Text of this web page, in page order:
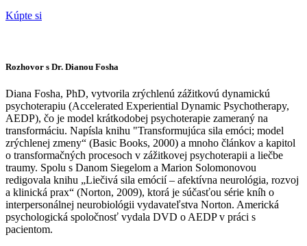
Kúpte si
Rozhovor s Dr. Dianou Fosha
Diana Fosha, PhD, vytvorila zrýchlenú zážitkovú dynamickú
psychoterapiu (Accelerated Experiential Dynamic Psychotherapy,
AEDP), čo je model krátkodobej psychoterapie zameraný na
transformáciu. Napísla knihu "Transformujúca sila emóci; model
zrýchlenej zmeny“ (Basic Books, 2000) a mnoho článkov a kapitol
o transformačných procesoch v zážitkovej psychoterapii a liečbe
traumy. Spolu s Danom Siegelom a Marion Solomonovou
redigovala knihu „Liečivá sila emócií – afektívna neurológia, rozvoj
a klinická prax“ (Norton, 2009), ktorá je súčasťou série kníh o
interpersonálnej neurobiológii vydavateľstva Norton. Americká
psychologická spoločnosť vydala DVD o AEDP v práci s
pacientom.